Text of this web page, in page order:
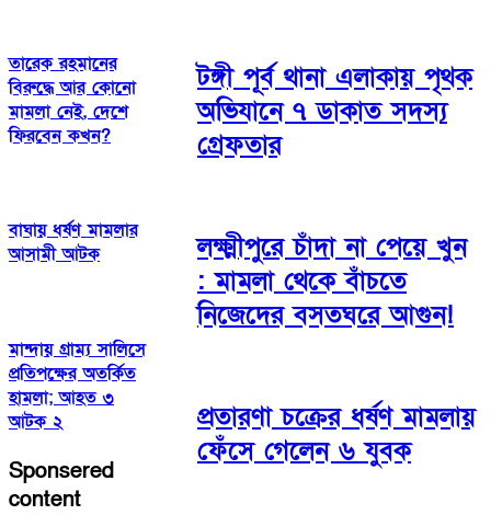
তারেক রহমানের
বিরুদ্ধে আর কোনো
মামলা নেই, দেশে
ফিরবেন কখন?
বাঘায় ধর্ষণ মামলার
আসামী আটক
মান্দায় গ্রাম্য সালিসে
প্রতিপক্ষের অতর্কিত
হামলা; আহত ৩
আটক ২
Sponsered
content
টঙ্গী পূর্ব থানা এলাকায় পৃথক
অভিযানে ৭ ডাকাত সদস্য
গ্রেফতার
লক্ষ্মীপুরে চাঁদা না পেয়ে খুন
: মামলা থেকে বাঁচতে
নিজেদের বসতঘরে আগুন!
প্রতারণা চক্রের ধর্ষণ মামলায়
ফেঁসে গেলেন ৬ যুবক